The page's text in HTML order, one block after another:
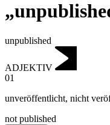
unpublished
ADJEKTIV
01
unveröffentlicht, nicht
not published